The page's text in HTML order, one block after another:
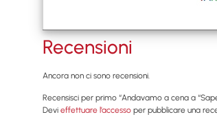
Recensioni
Ancora non ci sono recensioni.
Recensisci per primo “Andavamo a cena a
Devi effettuare l’accesso per pubblicare una